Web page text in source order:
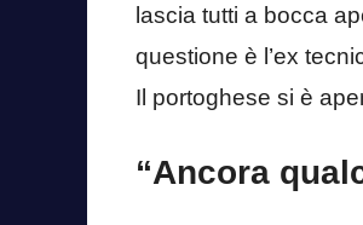
lascia tutti a bocca
questione è l’ex
Il portoghese si è
“Ancora